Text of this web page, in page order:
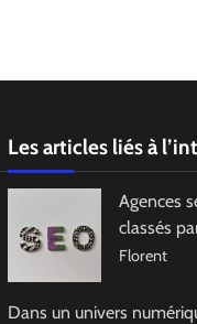
Les articles liés à
Agences
classés
Florent
Dans un univers